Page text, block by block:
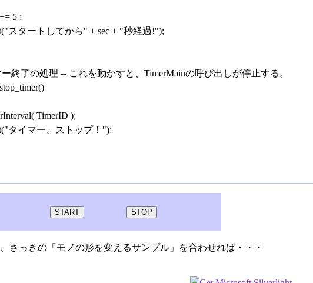
5 ;
タートしてから" + sec + "秒経過!");
終了の処理 -- これを動かすと、TimerMainの呼び出しが停止する。
TimerID );
イマー、ストップ！");
さっきの「モノの形を変えるサンプル」を合わせれば・・・